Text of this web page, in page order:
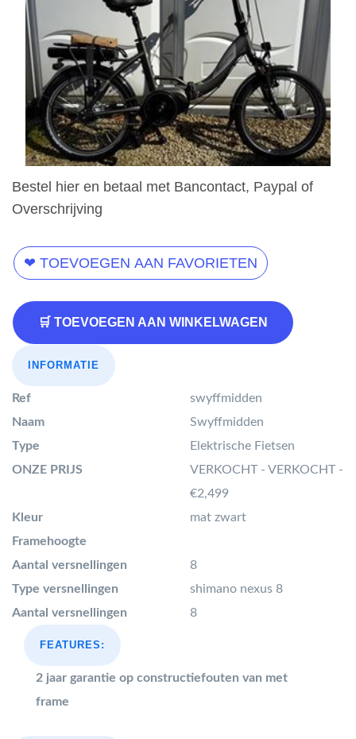
Bestel hier en betaal met Bancontact, Paypal of
Overschrijving
❤ TOEVOEGEN AAN FAVORIETEN
🛒 TOEVOEGEN AAN WINKELWAGEN
INFORMATIE
Ref
swyffmidden
Naam
Swyffmidden
Type
Elektrische Fietsen
ONZE PRIJS
VERKOCHT - VERKOCHT -
€2,499
Kleur
mat zwart
Framehoogte
Aantal versnellingen
8
Type versnellingen
shimano nexus 8
Aantal versnellingen
8
FEATURES:
2 jaar garantie op constructiefouten van met
frame